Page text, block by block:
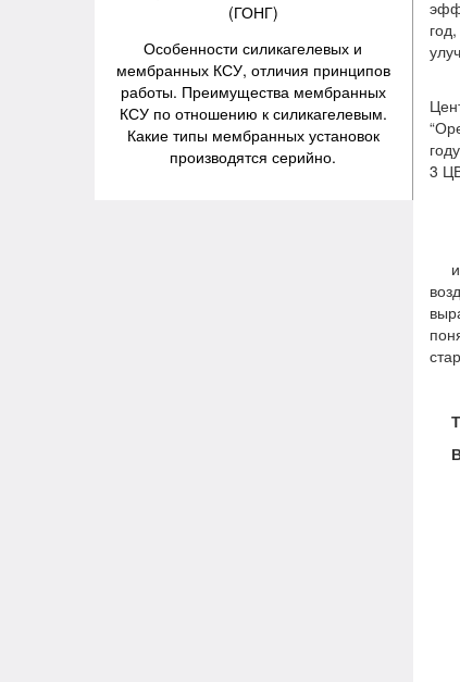
(ГОНГ)
Особенности силикагелевых и
мембранных КСУ, отличия принципов
работы. Преимущества мембранных
КСУ по отношению к силикагелевым.
Какие типы мембранных установок
производятся серийно.
3